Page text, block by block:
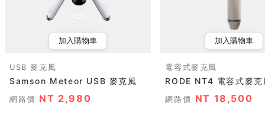
加入購物車
USB 麥克風
Samson Meteor USB 麥克風
網路價 NT 2,980
加入購物車
電容式麥克風
RODE NT4 電容式麥克
網路價 NT 18,500